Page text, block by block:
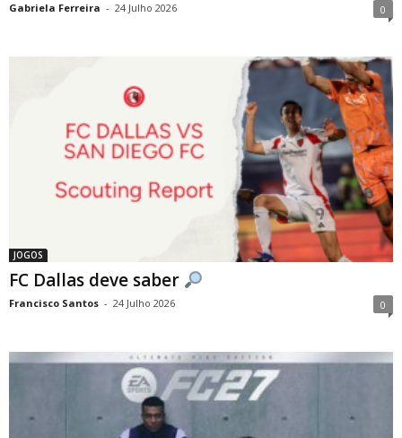
Gabriela Ferreira - 24 Julho 2026 0
JOGOS
FC Dallas deve saber
Francisco Santos - 24 Julho 2026 0